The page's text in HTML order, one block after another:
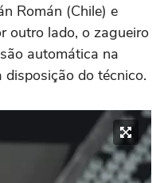
Román (Chile) e
outro lado, o zagueiro
automática na
do técnico.